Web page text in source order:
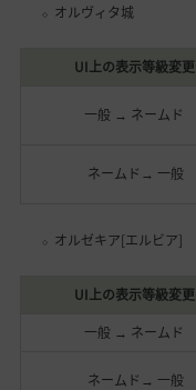
オルヴィタ城
UI上の表示等級変更
一般 → ネームド
ネームド→ 一般
オルゼキア[エルビア]
UI上の表示等級変更
一般 → ネームド
ネームド→ 一般